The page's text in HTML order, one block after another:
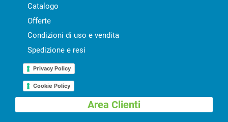
Catalogo
Offerte
Condizioni di uso e vendita
Spedizione e resi
Privacy Policy
Cookie Policy
Area Clienti